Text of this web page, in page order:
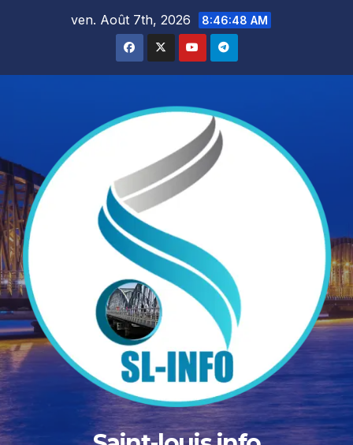
ven. Août 7th, 2026 8:46:49 AM